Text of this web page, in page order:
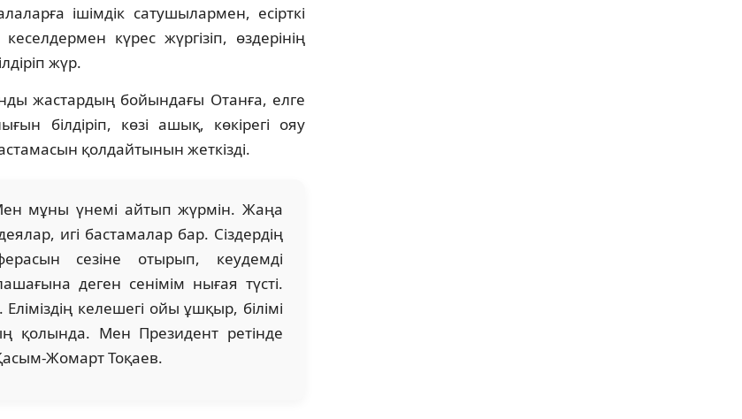
ішімдік сатушылармен, есірткі
күрес жүргізіп, өздерінің
жүр.
жастардың бойындағы Отанға, елге
білдіріп, көзі ашық, көкірегі ояу
қолдайтынын жеткізді.
мұны үнемі айтып жүрмін. Жаңа
игі бастамалар бар. Сіздердің
сезіне отырып, кеудемді
деген сенімім нығая түсті.
келешегі ойы ұшқыр, білімі
қолында. Мен Президент ретінде
Жомарт Тоқаев.